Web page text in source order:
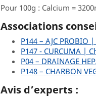
Pour 100g : Calcium =
Associations
P144 – AJC PROBIO
P147 - CURCUMA |
P04 – DRAINAGE
P148 – CHARBON
Avis d’experts :